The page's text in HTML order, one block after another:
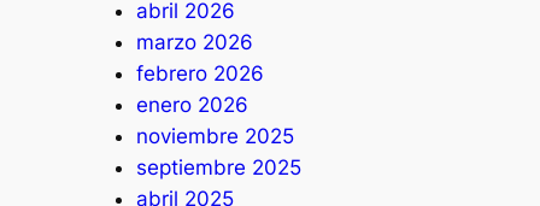
abril 2026
marzo 2026
febrero 2026
enero 2026
noviembre 2025
septiembre 2025
abril 2025